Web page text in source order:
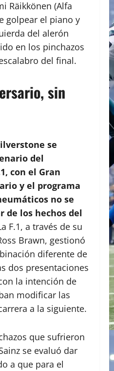
Räikkönen (Alfa
golpear el piano y
del alerón
en los pinchazos
del final.
sin
se
del
con el Gran
y el programa
no se
de los hechos del
F.1, a través de su
Brawn, gestionó
diferente de
dos presentaciones
la intención de
modificar las
a la siguiente.
que sufrieron
se evaluó dar
a que para el